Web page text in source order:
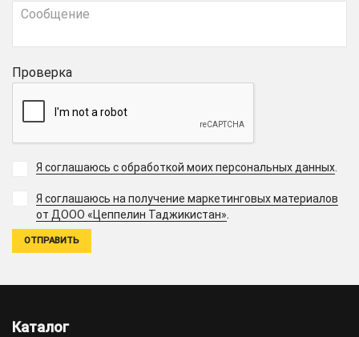
Проверка
Я соглашаюсь с обработкой моих персональных данных.
Я соглашаюсь на получение маркетинговых материалов
от ДООО «Цеппелин Таджикистан».
Каталог